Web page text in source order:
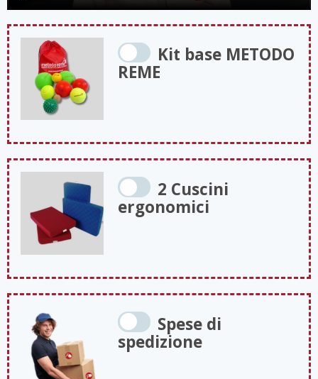
Kit base METODO
REME
2 Cuscini
ergonomici
Spese di
spedizione